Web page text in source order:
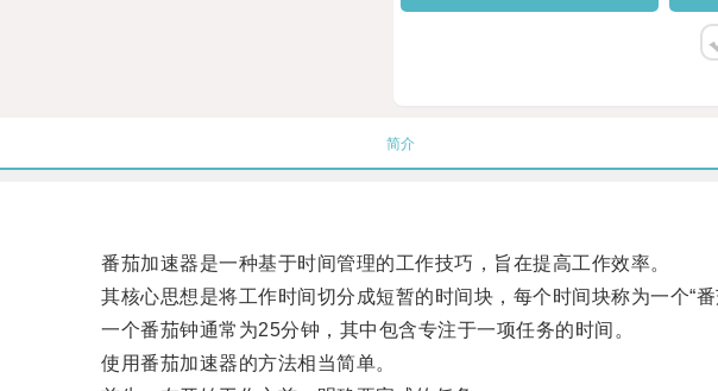
简介
番茄加速器是一种基于时间管理的工作技巧，旨在提高工作效率。
其核心思想是将工作时间切分成短暂的时间块，每个时间块称为一个“番
一个番茄钟通常为25分钟，其中包含专注于一项任务的时间。
使用番茄加速器的方法相当简单。